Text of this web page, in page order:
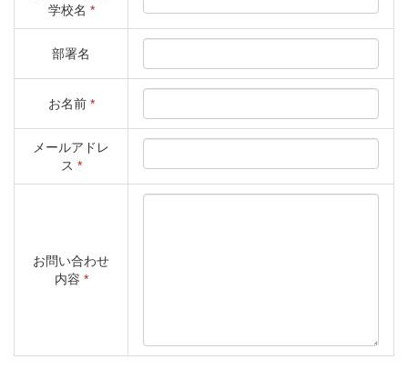
学校名 *
部署名
お名前*
メールアドレ
ス *
お問い合わせ
内容 *